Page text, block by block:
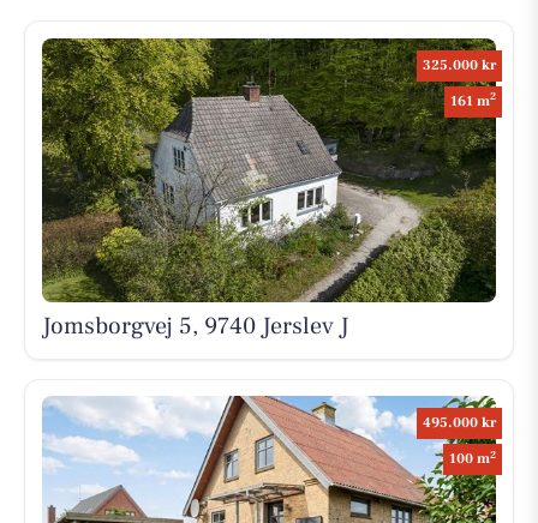
325.000 kr
161 m2
Jomsborgvej 5, 9740 Jerslev J
495.000 kr
100 m2